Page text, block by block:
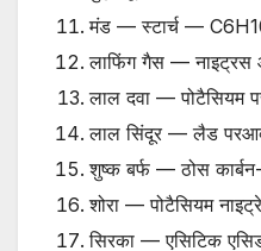
मंड — स्टार्च —
लाफिंग गैस —
लाल दवा — पोटैसियम
लाल सिंदूर — लैड
शुष्क बर्फ — ठोस
शोरा — पोटैसियम
सिरका — एसिटिक